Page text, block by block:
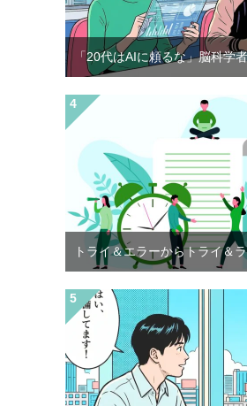
「20代はAIに頼るな」脳科学
トライ＆エラーからトライ＆